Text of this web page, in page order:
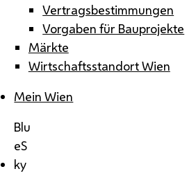
Vertragsbestimmungen
Vorgaben für Bauprojekte
Märkte
Wirtschaftsstandort Wien
Mein Wien
Blu
eS
ky